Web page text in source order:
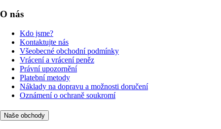
O nás
Kdo jsme?
Kontaktujte nás
Všeobecné obchodní podmínky
Vrácení a vrácení peněz
Právní upozornění
Platební metody
Náklady na dopravu a možnosti doručení
Oznámení o ochraně soukromí
Naše obchody